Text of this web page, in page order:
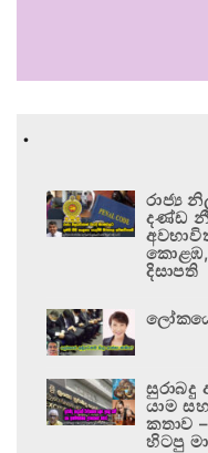
.
රාජ්‍ය
දණ්ඩ
කොළඹ,
දිසාපති
සුරාබදු
යාම
කතාව
හිටපු